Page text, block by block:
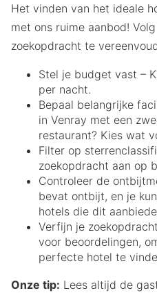
Het vinden van het ideale
met ons ruime aanbod!
zoekopdracht te
Stel je budget vast –
per nacht.
Bepaal belangrijke
in Venray met een
restaurant? Kies wat
Filter op
zoekopdracht aan op
Controleer de
bevat ontbijt, en je
hotels die dit
Verfijn je
voor beoordelingen,
perfecte hotel te
Onze tip: Lees altijd de